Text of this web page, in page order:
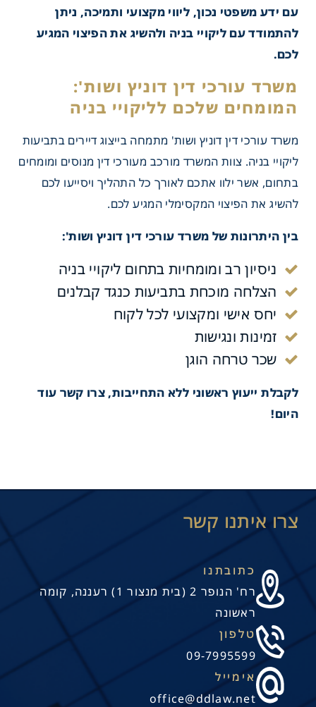
המשפטיים
עם ידע משפטי נכון, ליווי מקצועי ותמיכה, ניתן
להתמודד עם ליקויי בניה ולהשיג את הפיצוי המגיע
לכם.
משרד עורכי דין דוניץ ושות' מתמחה בייצוג דיירים בתביעות
ליקויי בניה. צוות המשרד מורכב מעורכי דין מנוסים ומומחים
בתחום, אשר ילוו אתכם לאורך כל התהליך ויסייעו לכם
להשיג את הפיצוי המקסימלי המגיע לכם.
בין היתרונות של משרד עורכי דין דוניץ ושות':
ניסיון רב ומומחיות בתחום ליקויי בניה
הצלחה מוכחת בתביעות כנגד קבלנים
יחס אישי ומקצועי לכל לקוח
זמינות ונגישות
שכר טרחה הוגן
לקבלת ייעוץ ראשוני ללא התחייבות, צרו קשר עוד
היום!
כתובתנו
רח' הנופר 2 (בית מנצור 1) רעננה, קומה
ראשונה
טלפון
09-7995599
אימייל
office@ddlaw.net